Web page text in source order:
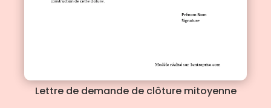
Lettre de demande de clôture mitoyenne